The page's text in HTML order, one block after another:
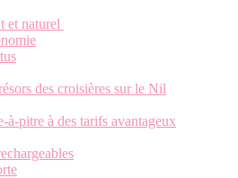
et naturel
des croisières sur le Nil
pitre à des tarifs avantageux